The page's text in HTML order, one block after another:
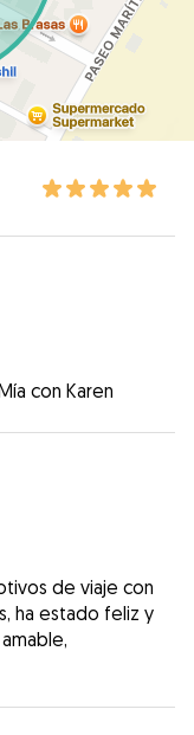
con Karen
de viaje con
ha estado feliz y